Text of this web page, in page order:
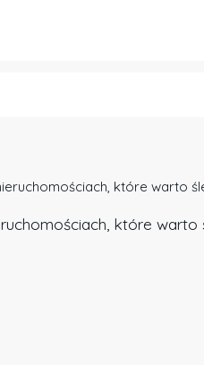
które warto
które warto